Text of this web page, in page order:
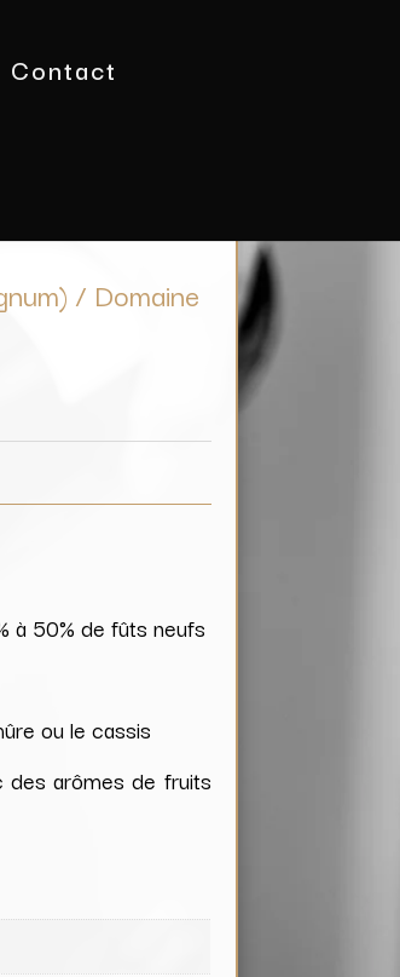
Contact
/ Domaine
à 50% de fûts neufs
ou le cassis
des arômes de fruits